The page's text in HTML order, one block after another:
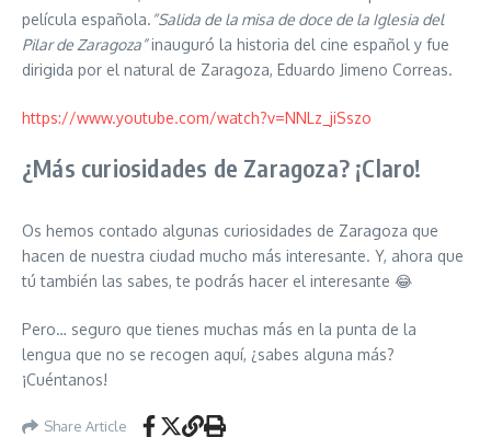
película española. “Salida de la misa de doce de la Iglesia del
Pilar de Zaragoza”inauguró la historia del cine español y fue
dirigida por el natural de Zaragoza, Eduardo Jimeno Correas.
https://www.youtube.com/watch?v=NNLz_jiSszo
¿Más curiosidades de Zaragoza? ¡Claro!
Os hemos contado algunas curiosidades de Zaragoza que
hacen de nuestra ciudad mucho más interesante. Y, ahora que
tú también las sabes, te podrás hacer el interesante 😂
Pero… seguro que tienes muchas más en la punta de la
lengua que no se recogen aquí, ¿sabes alguna más?
¡Cuéntanos!
Share Article